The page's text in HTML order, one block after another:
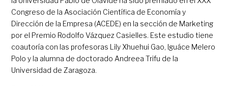
Congreso de la Asociación Científica de Economía y
Dirección de la Empresa (ACEDE) en la sección de Marketing
por el Premio Rodolfo Vázquez Casielles. Este estudio tiene
coautoría con las profesoras Lily Xhuehui Gao, Iguáce Melero
Polo y la alumna de doctorado Andreea Trifu de la
Universidad de Zaragoza.